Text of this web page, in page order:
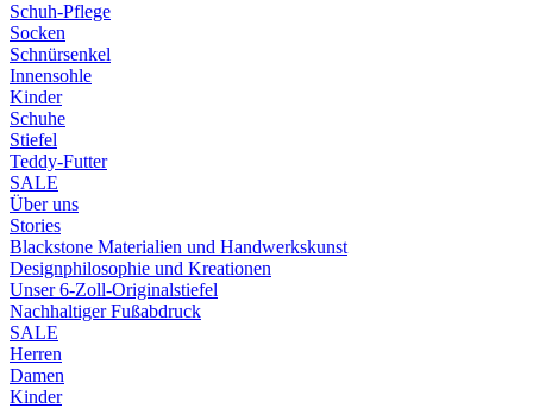
Schuh-Pflege
Socken
Schnürsenkel
Innensohle
Kinder
Schuhe
Stiefel
Teddy-Futter
SALE
Über uns
Stories
Blackstone Materialien und Handwerkskunst
Designphilosophie und Kreationen
Unser 6-Zoll-Originalstiefel
Nachhaltiger Fußabdruck
SALE
Herren
Damen
Kinder